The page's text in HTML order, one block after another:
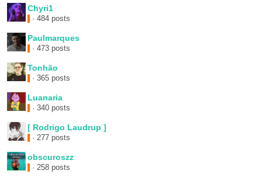
Chyri1
· 484 posts
Paulmarques
· 473 posts
Tonhão
· 365 posts
Luanaria
· 340 posts
[ Rodrigo Laudrup ]
· 277 posts
obscuroszz
· 258 posts